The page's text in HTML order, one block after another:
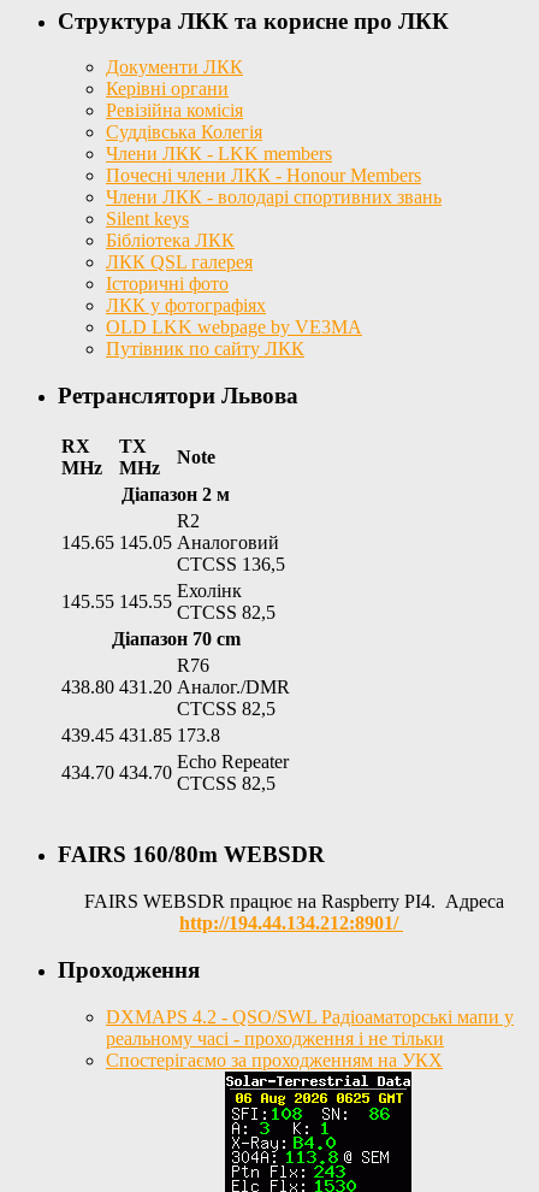
Структура ЛКК та корисне про ЛКК
Документи ЛКК
Керівні органи
Ревізійна комісія
Суддівська Колегія
Члени ЛКК - LKK members
Почесні члени ЛКК - Honour Members
Члени ЛКК - володарі спортивних звань
Silent keys
Бібліотека ЛКК
ЛКК QSL галерея
Історичні фото
ЛКК у фотографіях
OLD LKK webpage by VE3MA
Путівник по сайту ЛКК
Ретранслятори Львова
RX
MHz
TX
MHz
Note
Діапазон 2 м
145.65 145.05
R2
Аналоговий
CTCSS 136,5
145.55 145.55
Ехолінк
CTCSS 82,5
Діапазон 70 cm
438.80 431.20
R76
Аналог./DMR
CTCSS 82,5
439.45 431.85 173.8
434.70 434.70
Echo Repeater
CTCSS 82,5
FAIRS 160/80m WEBSDR
FAIRS WEBSDR працює на Raspberry PI4. Адреса
http://194.44.134.212:8901/
Проходження
DXMAPS 4.2 - QSO/SWL Радіоаматорські мапи у
реальному часі - проходження і не тільки
Спостерігаємо за проходженням на УКХ